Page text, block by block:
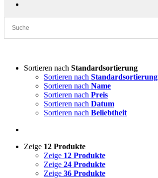
Sortieren nach Standardsortierung
Sortieren nach Standardsortierung
Sortieren nach Name
Sortieren nach Preis
Sortieren nach Datum
Sortieren nach Beliebtheit
Zeige 12 Produkte
Zeige 12 Produkte
Zeige 24 Produkte
Zeige 36 Produkte